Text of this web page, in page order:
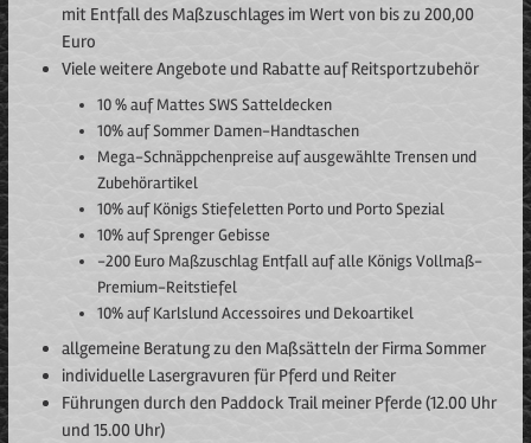
mit Entfall des Maßzuschlages im Wert von bis zu 200,00
Euro
Viele weitere Angebote und Rabatte auf Reitsportzubehör
10 % auf Mattes SWS Satteldecken
10% auf Sommer Damen-Handtaschen
Mega-Schnäppchenpreise auf ausgewählte Trensen und
Zubehörartikel
10% auf Königs Stiefeletten Porto und Porto Spezial
10% auf Sprenger Gebisse
-200 Euro Maßzuschlag Entfall auf alle Königs Vollmaß-
Premium-Reitstiefel
10% auf Karlslund Accessoires und Dekoartikel
allgemeine Beratung zu den Maßsätteln der Firma Sommer
individuelle Lasergravuren für Pferd und Reiter
Führungen durch den Paddock Trail meiner Pferde (12.00 Uhr
und 15.00 Uhr)